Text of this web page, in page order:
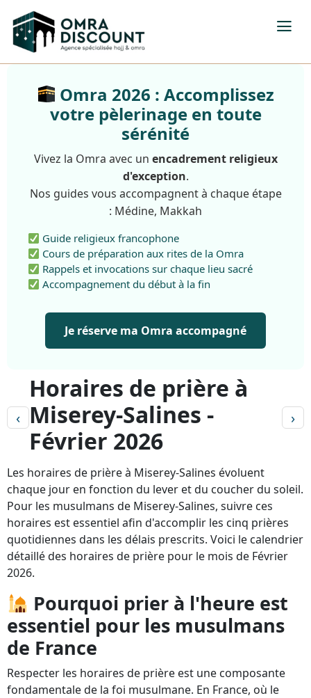
Omra 2026 : Accomplissez
votre pèlerinage en toute
sérénité
Vivez la Omra avec un encadrement religieux
d'exception.
Nos guides vous accompagnent à chaque étape
: Médine, Makkah
Guide religieux francophone
Cours de préparation aux rites de la Omra
Rappels et invocations sur chaque lieu sacré
Accompagnement du début à la fin
Je réserve ma Omra accompagné
‹
Horaires de prière à
Miserey-Salines -
Février 2026
›
Les horaires de prière à Miserey-Salines évoluent
chaque jour en fonction du lever et du coucher du soleil.
Pour les musulmans de Miserey-Salines, suivre ces
horaires est essentiel afin d'accomplir les cinq prières
quotidiennes dans les délais prescrits. Voici le calendrier
détaillé des horaires de prière pour le mois de Février
2026.
Pourquoi prier à l'heure est
essentiel pour les musulmans
de France
Respecter les horaires de prière est une composante
fondamentale de la foi musulmane. En France, où le